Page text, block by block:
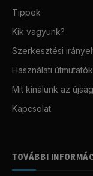
Tippek
Kik vagyunk?
Szerkesztési
Használati útmutatók
Mit kínálunk az
Kapcsolat
TOVÁBBI